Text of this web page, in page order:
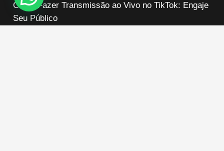
Como Fazer Transmissão ao Vivo no TikTok: Engaje
Seu Público